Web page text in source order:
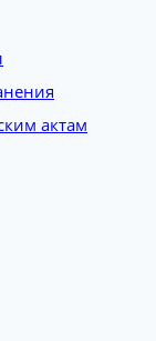
актам